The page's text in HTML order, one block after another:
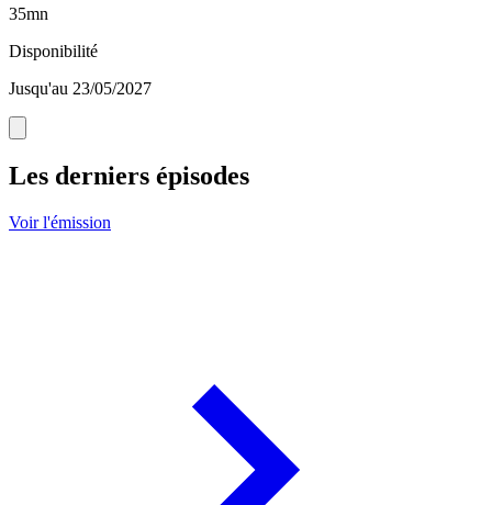
35mn
Disponibilité
Jusqu'au 23/05/2027
Les derniers épisodes
Voir l'émission